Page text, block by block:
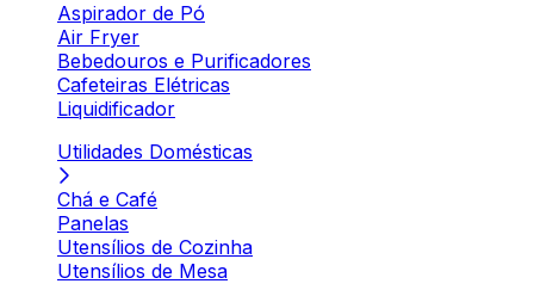
Aspirador de Pó
Air Fryer
Bebedouros e Purificadores
Cafeteiras Elétricas
Liquidificador
Utilidades Domésticas
Chá e Café
Panelas
Utensílios de Cozinha
Utensílios de Mesa